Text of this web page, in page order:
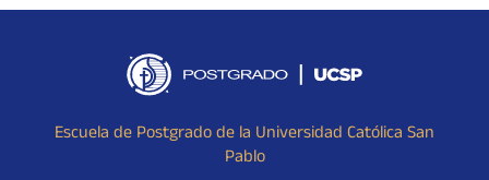
Escuela de Postgrado de la Universidad Católica San
Pablo